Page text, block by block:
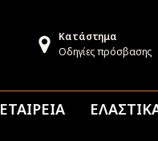
Κατάστημα
Οδηγίες πρόσβασης
ΕΤΑΙΡΕΙΑ